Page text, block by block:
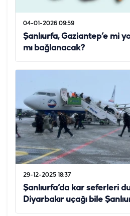
04-01-2026 09:59
Şanlıurfa, Gaziantep’e mi
mı bağlanacak?
29-12-2025 18:37
Şanlıurfa’da kar seferleri
Diyarbakır uçağı bile